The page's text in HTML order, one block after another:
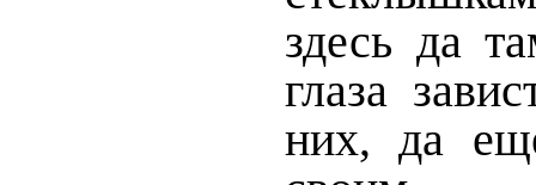
здесь да
глаза
них, да